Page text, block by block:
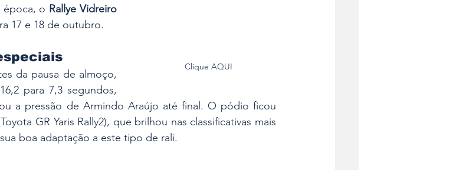
Clique AQUI
época, o Rallye Vidreiro
17 e 18 de outubro.
da pausa de almoço,
para 7,3 segundos,
a pressão de Armindo Araújo até final. O pódio ficou
GR Yaris Rally2), que brilhou nas classificativas mais
boa adaptação a este tipo de rali.